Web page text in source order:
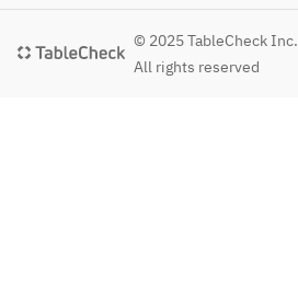
© 2025 TableCheck Inc.
All rights reserved